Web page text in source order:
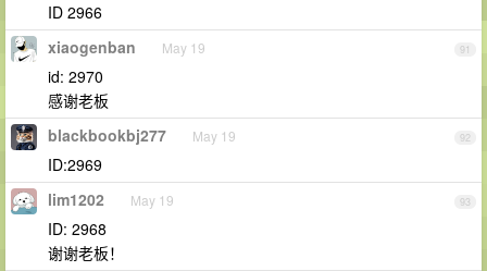
ID 2966
91
xiaogenban May 19
id: 2970
感谢老板
92
blackbookbj277 May 19
ID:2969
93
lim1202 May 19
ID: 2968
谢谢老板！